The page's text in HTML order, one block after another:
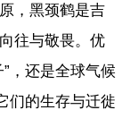
，黑颈鹤是吉
往与敬畏。优
，还是全球气候
们的生存与迁徙